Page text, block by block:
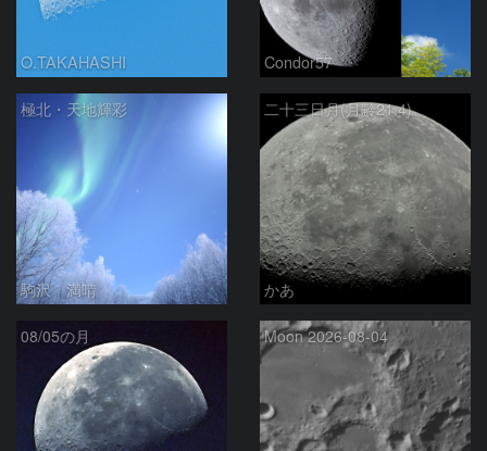
O.TAKAHASHI Condor57
極北・天地輝彩
駒沢 満晴
二十三日月(月齢21.4)
かあ
08/05の月 Moon 2026-08-04